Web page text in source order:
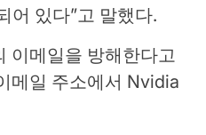
어 있다”고 말했다.
이메일을 방해한다고
메일 주소에서 Nvidia